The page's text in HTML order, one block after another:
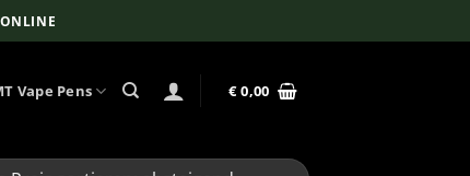
Vape Pens €0,00